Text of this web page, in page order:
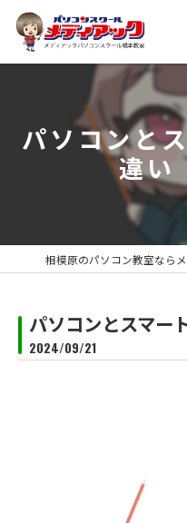
パソコンと
違い
パソコンとスマー
2024/09/21